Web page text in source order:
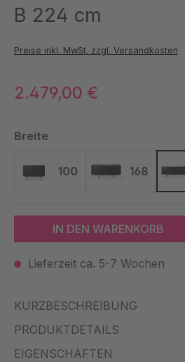
B 224 cm
Preise inkl. MwSt. zzgl. Versandkosten
2.479,00 €
Breite
100
100
168
168
IN DEN WARENKORB
Lieferzeit ca. 5-7 Wochen
KURZBESCHREIBUNG
PRODUKTDETAILS
EIGENSCHAFTEN